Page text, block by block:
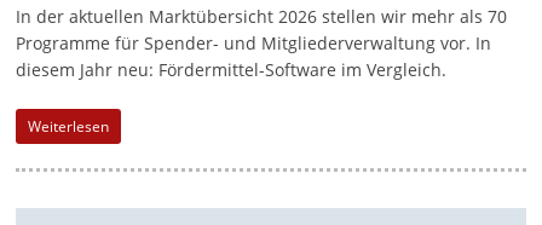
S
o
z
In der aktuellen Marktübersicht 2026 stellen wir mehr als 70
Programme für Spender- und Mitgliederverwaltung vor. In
diesem Jahr neu: Fördermittel-Software im Vergleich.
Weiterlesen